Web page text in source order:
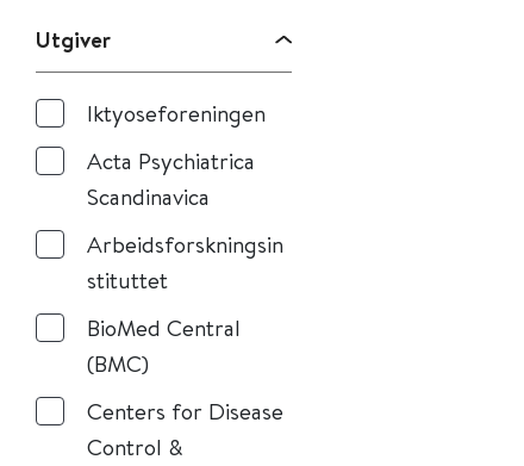
Utgiver
Iktyoseforeningen
Acta Psychiatrica
Scandinavica
Arbeidsforskningsin
stituttet
BioMed Central
(BMC)
Centers for Disease
Control &